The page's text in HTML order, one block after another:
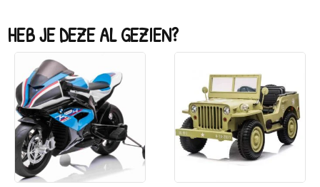
HEB JE DEZE AL GEZIEN?